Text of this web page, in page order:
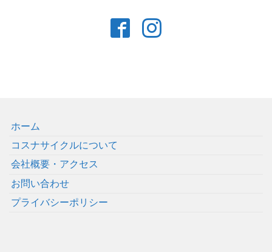
ホーム
コスナサイクルについて
会社概要・アクセス
お問い合わせ
プライバシーポリシー